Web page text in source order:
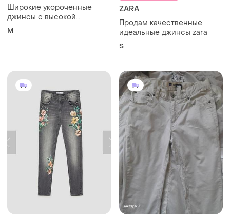
Широкие укороченные
джинсы с высокой
посадкой.
M
ZARA
Продам качественные
идеальные джинсы zara
S